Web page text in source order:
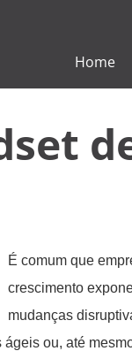
Home
É comum que
crescimento
mudanças
ou, até